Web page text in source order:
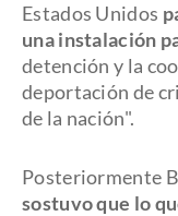
Estados Unidos
una instalación
detención y la
deportación de
de la nación".
Posteriormente
sostuvo que lo